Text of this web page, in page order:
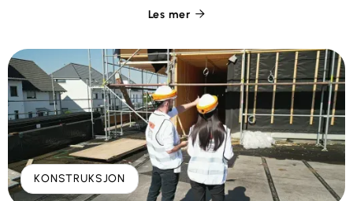
Les mer 
KONSTRUKSJON